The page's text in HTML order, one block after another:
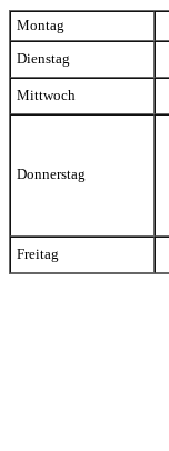
Montag
Dienstag
Mittwoch
Donnerstag
Freitag